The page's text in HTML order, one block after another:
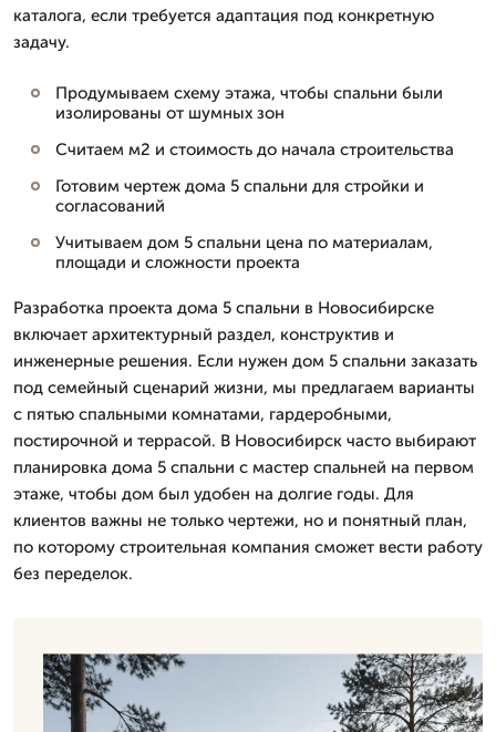
каталога, если требуется адаптация под конкретную
задачу.
Продумываем схему этажа, чтобы спальни были
изолированы от шумных зон
Считаем м2 и стоимость до начала строительства
Готовим чертеж дома 5 спальни для стройки и
согласований
Учитываем дом 5 спальни цена по материалам,
площади и сложности проекта
Разработка проекта дома 5 спальни в Новосибирске
включает архитектурный раздел, конструктив и
инженерные решения. Если нужен дом 5 спальни заказать
под семейный сценарий жизни, мы предлагаем варианты
с пятью спальными комнатами, гардеробными,
постирочной и террасой. В Новосибирск часто выбирают
планировка дома 5 спальни с мастер спальней на первом
этаже, чтобы дом был удобен на долгие годы. Для
клиентов важны не только чертежи, но и понятный план,
по которому строительная компания сможет вести работу
без переделок.